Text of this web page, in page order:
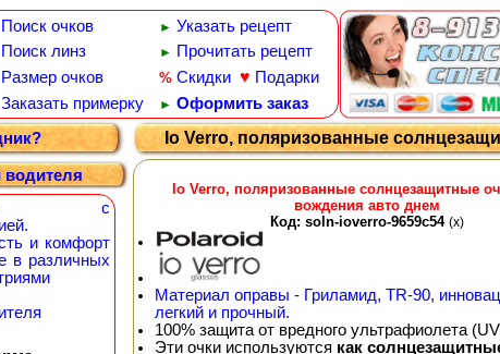
Поиск очков ► Указать рецепт
Поиск линз ► Прочитать рецепт
Размер очков % Скидки ♥ Подарки
Заказать примерку ► Оформить заказ
водителя
с
и комфорт
в различных
Io Verro, поляризованные
Io Verro, поляризованные солнцезащитные
вождения авто днем
Код: soln-ioverro-9659c54 (x)
Материал оправы - Гриламид, TR-90,
легкий и прочный.
100% защита от вредного ультрафиолета
Эти очки используются как